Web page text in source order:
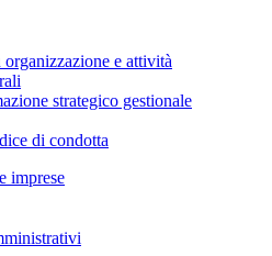
e attività
strategico gestionale
di condotta
imprese